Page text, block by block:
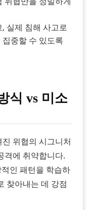
실제 침해 사고로
중할 수 있도록
식 vs 미소
위협의 시그니처
격에 취약합니다.
인 패턴을 학습하
찾아내는 데 강점